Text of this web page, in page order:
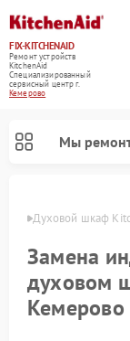
FIX-KITCHENAID
Ремонт устройств
KitchenAid
Специализированный
cервисный центр г.
Кемерово
Мы
Духовой шкаф
Замена
духовом
Кемерово